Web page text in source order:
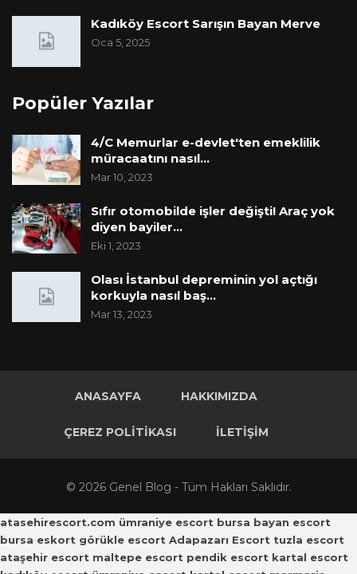
Kadıköy Escort Sarışın Bayan Merve
Oca 5, 2025
Popüler Yazılar
4/C Memurlar e-devlet'ten emeklilik
müracaatını nasıl…
Mar 10, 2023
Sıfır otomobilde işler değişti! Araç yok
diyen bayiler…
Eki 1, 2023
Olası İstanbul depreminin yol açtığı
korkuyla nasıl baş…
Mar 13, 2023
ANASAYFA HAKKIMIZDA
ÇEREZ POLITIKASI İLETIŞIM
© 2026 Genel Blog - Tüm Hakları Saklıdır.
atasehirescort.com ümraniye escort bursa bayan escort
bursa eskort görükle escort Adapazarı Escort tuzla escort
ataşehir escort maltepe escort pendik escort kartal escort